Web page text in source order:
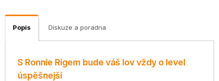
Popis Diskuze a poradna
S Ronnie Rigem bude váš lov vždy o level
úspěšnejší